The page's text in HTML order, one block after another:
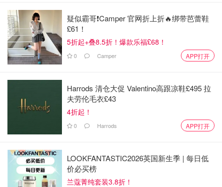
疑似霸哥❗️Camper 官网折上折🔥绑带芭蕾鞋
£61！
5折起+叠8.5折！爆款乐福£68！
0 Camper APP打开
Harrods 清仓大促 Valentino高跟凉鞋£495 拉
夫劳伦毛衣£43
4折起！
0 Harrods APP打开
LOOKFANTASTIC2026英国新生季 | 每日低
价必买榜
兰蔻菁纯套装3.8折！